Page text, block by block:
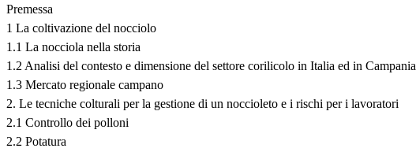
Premessa
1 La coltivazione del nocciolo
1.1 La nocciola nella storia
1.2 Analisi del contesto e dimensione del settore corilicolo in Italia ed in Campania
1.3 Mercato regionale campano
2. Le tecniche colturali per la gestione di un noccioleto e i rischi per i lavoratori
2.1 Controllo dei polloni
2.2 Potatura